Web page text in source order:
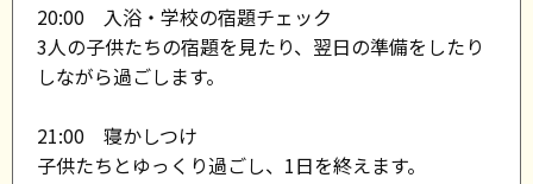
20:00 入浴・学校の宿題チェック
3人の子供たちの宿題を見たり、翌日の準備をしたり
しながら過ごします。
21:00 寝かしつけ
子供たちとゆっくり過ごし、1日を終えます。